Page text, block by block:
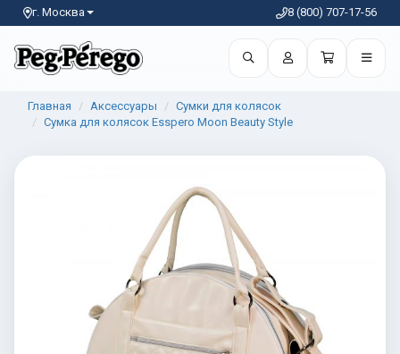
г. Москва 8 (800) 707-17-56
Главная Аксессуары
Сумки для колясок
Сумка для колясок Esspero Moon Beauty Style